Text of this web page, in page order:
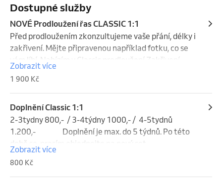
Dostupné služby
NOVÉ Prodloužení řas CLASSIC 1:1
Před prodloužením zkonzultujeme vaše přání, délky i
zakřivení. Mějte připravenou například fotku, co se
vám líbí. Nabízím v Classic prodloužení Zakřivení
C/D/M. Jedná se o základní techniku prodloužení řas
1:1. Aplikuje se 1 umělá řasa na 1 řasu přírodní.
Různé délky a zakřivení. Efekt Lze vytvořit přírozený
nebo výraznější. Efekt zakriveni M je vhodny
napriklad pro kocici vzhled ci ocni linku
Zobrazit více
1 900 Kč
Doplnění Classic 1:1
2-3tydny 800,-  / 3-4týdny 1000,- /  4-5tydnů
1.200,-                  Doplnění je max. do 5 týdnů. Po této
době se  prosím objednejte na nový set.
Zobrazit více
800 Kč